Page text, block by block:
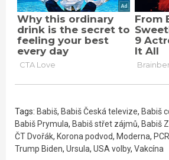
Tags: Babiš, Babiš Česká televize, Babiš
Babiš Prymula, Babiš střet zájmů, Babiš
ČT Dvořák, Korona podvod, Moderna,
Trump Biden, Ursula, USA volby, Vakcína